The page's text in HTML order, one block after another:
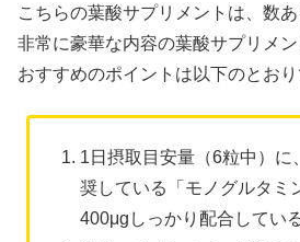
こちらの葉酸サプリメントは、数
非常に豪華な内容の葉酸サプリメ
おすすめのポイントは以下のとおり
1日摂取目安量（6粒中）に
奨している「モノグルタミ
400μgしっかり配合してい